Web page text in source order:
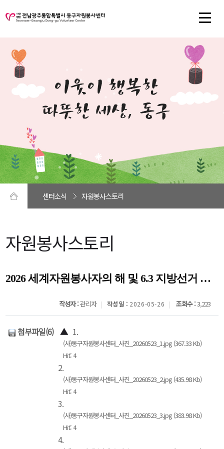
센터소식 자원봉사스토리
자원봉사스토리
2026 세계자원봉사자의 해 및 6.3 지방선거 투표 독려 캠페인
작성자 :관리자 작성일 : 2026-05-26 조회수 :3,223
첨부파일(6) ▲ 1.
(사)동구자원봉사센터_사진_20260523_1.jpg (367.33 Kb)
Hit: 4
2.
(사)동구자원봉사센터_사진_20260523_2.jpg (435.98 Kb)
Hit: 4
3.
(사)동구자원봉사센터_사진_20260523_3.jpg (383.98 Kb)
Hit: 4
4.